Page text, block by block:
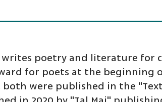
writes poetry and literature for
for poets at the beginning
both were published in the